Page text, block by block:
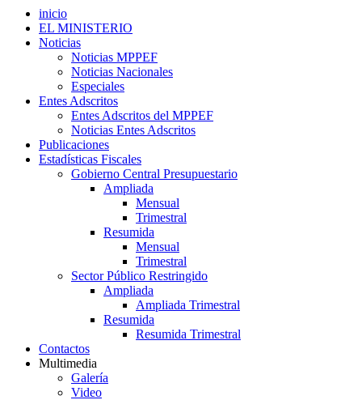
inicio
EL MINISTERIO
Noticias
Noticias MPPEF
Noticias Nacionales
Especiales
Entes Adscritos
Entes Adscritos del MPPEF
Noticias Entes Adscritos
Publicaciones
Estadísticas Fiscales
Gobierno Central Presupuestario
Ampliada
Mensual
Trimestral
Resumida
Mensual
Trimestral
Sector Público Restringido
Ampliada
Ampliada Trimestral
Resumida
Resumida Trimestral
Contactos
Multimedia
Galería
Video